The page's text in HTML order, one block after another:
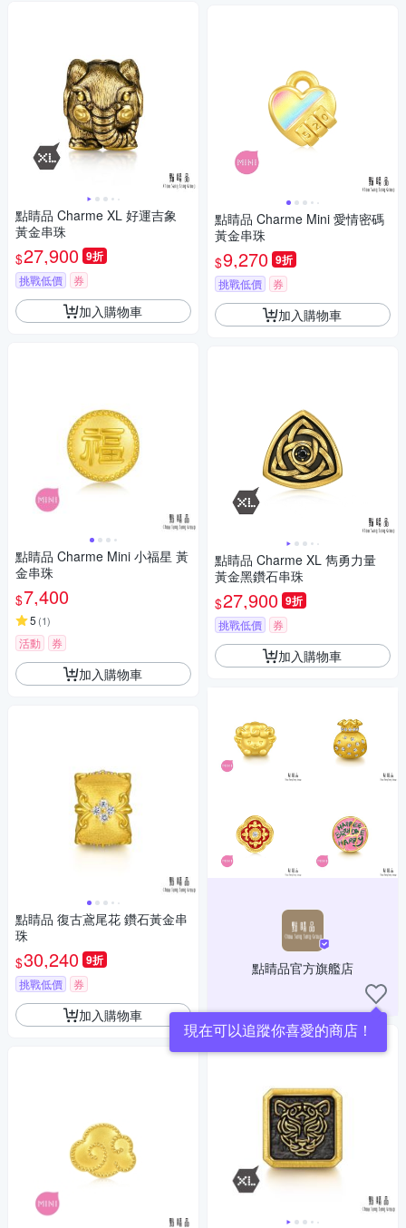
點睛品 Charme XL 好運吉象
黃金串珠
$27,900 9折
挑戰低價 券
加入購物車
點睛品 Charme Mini 小福星 黃
金串珠
$7,400
5 (1)
活動 券
加入購物車
點睛品 復古鳶尾花 鑽石黃金串
珠
$30,240 9折
挑戰低價 券
加入購物車
點睛品 Charme Mini 愛情密碼
黃金串珠
$9,270 9折
挑戰低價 券
加入購物車
點睛品 Charme XL 雋勇力量
黃金黑鑽石串珠
$27,900 9折
挑戰低價 券
加入購物車
點睛品官方旗艦店
現在可以追蹤你喜愛的商店！